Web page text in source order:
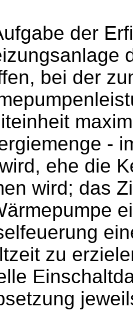
der
bei der
-
ehe die
wird; das
zu